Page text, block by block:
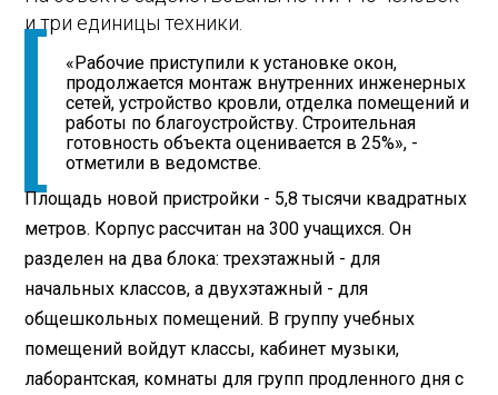
и три единицы техники.
«Рабочие приступили к установке окон,
продолжается монтаж внутренних инженерных
сетей, устройство кровли, отделка помещений и
работы по благоустройству. Строительная
готовность объекта оценивается в 25%», -
отметили в ведомстве.
Площадь новой пристройки - 5,8 тысячи квадратных
метров. Корпус рассчитан на 300 учащихся. Он
разделен на два блока: трехэтажный - для
начальных классов, а двухэтажный - для
общешкольных помещений. В группу учебных
помещений войдут классы, кабинет музыки,
лаборантская, комнаты для групп продленного дня с